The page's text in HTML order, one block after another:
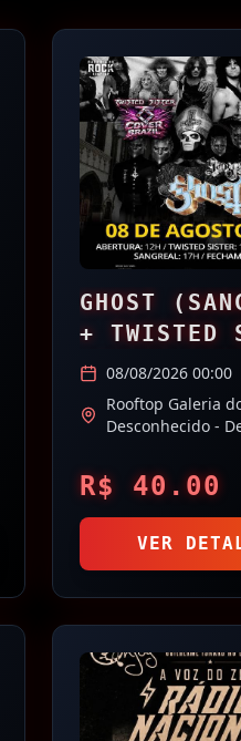
GHOST
+ TWISTED
(COVER
W.A.S.P.
BRAZIL)
08/08/2026 00:00
Rooftop Galeria
Desconhecido -
R$ 40.00
VER